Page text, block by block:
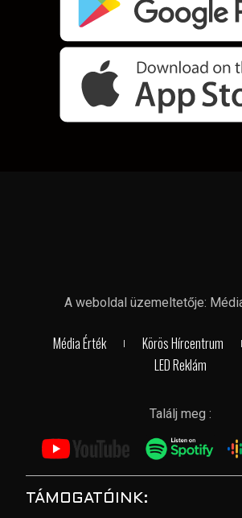
A weboldal üzemeltetője:
Média Érték Körös Hírcentrum
LED Reklám
Találj meg :
TÁMOGATÓINK: